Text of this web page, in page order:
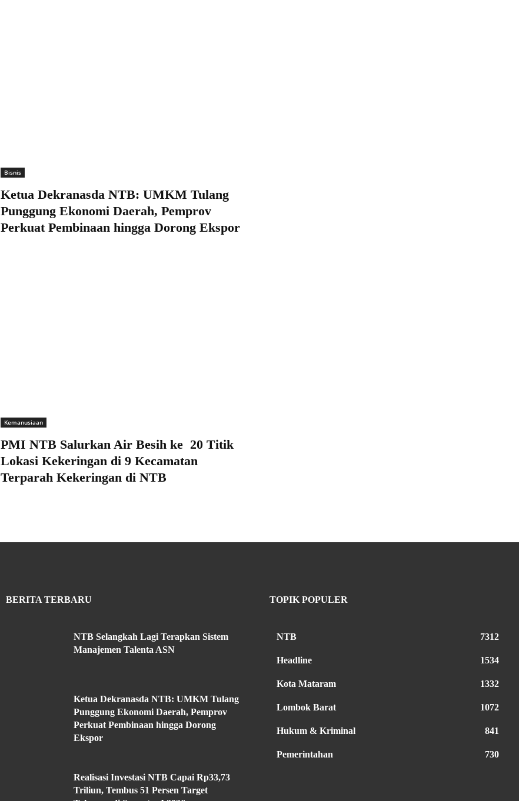
Bisnis
Ketua Dekranasda NTB: UMKM Tulang
Punggung Ekonomi Daerah, Pemprov
Perkuat Pembinaan hingga Dorong Ekspor
Kemanusiaan
PMI NTB Salurkan Air Besih ke 20 Titik
Lokasi Kekeringan di 9 Kecamatan
Terparah Kekeringan di NTB
BERITA TERBARU
NTB Selangkah Lagi Terapkan Sistem
Manajemen Talenta ASN
Ketua Dekranasda NTB: UMKM Tulang
Punggung Ekonomi Daerah, Pemprov
Perkuat Pembinaan hingga Dorong
Ekspor
Realisasi Investasi NTB Capai Rp33,73
Triliun, Tembus 51 Persen Target
TOPIK POPULER
NTB 7312
Headline 1534
Kota Mataram 1332
Lombok Barat 1072
Hukum & Kriminal 841
Pemerintahan 730